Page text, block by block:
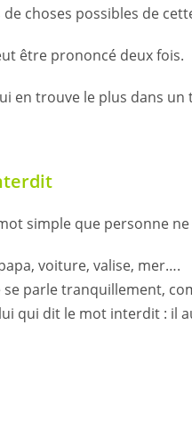
choses possibles de
être prononcé deux fois.
en trouve le plus dans
simple que personne
voiture, valise, mer….
parle tranquillement,
qui dit le mot interdit : il